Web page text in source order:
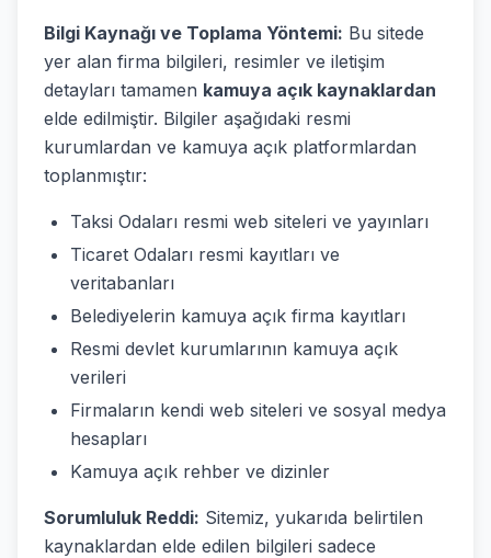
Bilgi Kaynağı ve Toplama Yöntemi: Bu sitede
yer alan firma bilgileri, resimler ve iletişim
detayları tamamen kamuya açık kaynaklardan
elde edilmiştir. Bilgiler aşağıdaki resmi
kurumlardan ve kamuya açık platformlardan
toplanmıştır:
Taksi Odaları resmi web siteleri ve yayınları
Ticaret Odaları resmi kayıtları ve
veritabanları
Belediyelerin kamuya açık firma kayıtları
Resmi devlet kurumlarının kamuya açık
verileri
Firmaların kendi web siteleri ve sosyal medya
hesapları
Kamuya açık rehber ve dizinler
Sorumluluk Reddi: Sitemiz, yukarıda belirtilen
kaynaklardan elde edilen bilgileri sadece